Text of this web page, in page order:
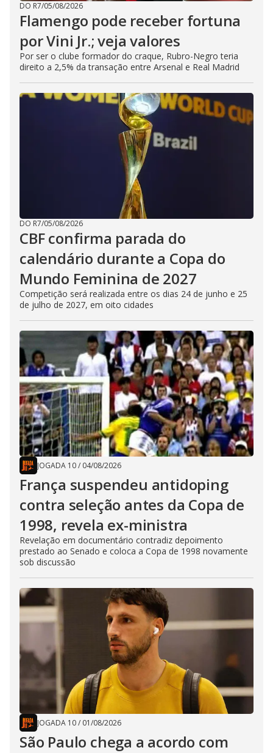
DO R7/05/08/2026
Flamengo pode receber fortuna
por Vini Jr.; veja valores
Por ser o clube formador do craque, Rubro-Negro teria
direito a 2,5% da transação entre Arsenal e Real Madrid
DO R7/05/08/2026
CBF confirma parada do
calendário durante a Copa do
Mundo Feminina de 2027
Competição será realizada entre os dias 24 de junho e 25
de julho de 2027, em oito cidades
JOGADA 10/ 04/08/2026
França suspendeu antidoping
contra seleção antes da Copa de
1998, revela ex-ministra
Revelação em documentário contradiz depoimento
prestado ao Senado e coloca a Copa de 1998 novamente
sob discussão
JOGADA 10/ 01/08/2026
São Paulo chega a acordo com